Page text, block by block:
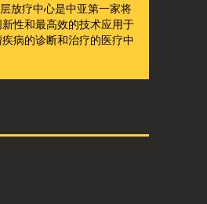
放疗中心是中亚第一家将
性和最高效的技术应用于
病的诊断和治疗的医疗中